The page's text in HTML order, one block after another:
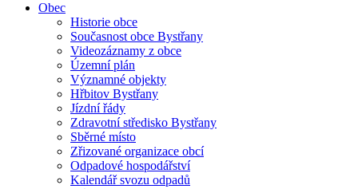
Obec
Historie obce
Současnost obce Bystřany
Videozáznamy z obce
Územní plán
Významné objekty
Hřbitov Bystřany
Jízdní řády
Zdravotní středisko Bystřany
Sběrné místo
Zřizované organizace obcí
Odpadové hospodářství
Kalendář svozu odpadů